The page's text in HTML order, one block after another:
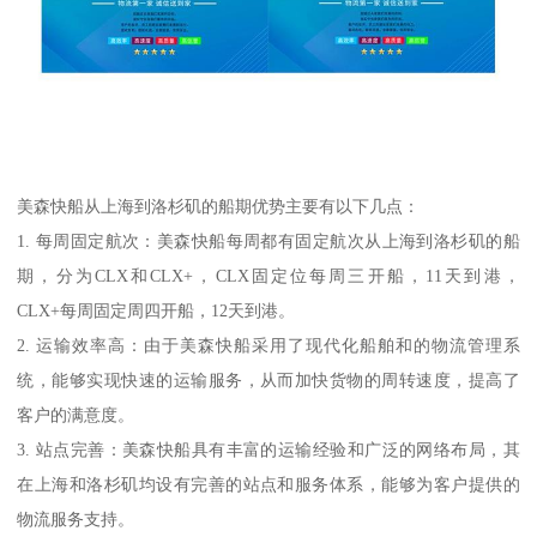
美森快船从上海到洛杉矶的船期优势主要有以下几点：
1. 每周固定航次：美森快船每周都有固定航次从上海到洛杉矶的船
期，分为CLX和CLX+，CLX固定位每周三开船，11天到港，
CLX+每周固定周四开船，12天到港。
2. 运输效率高：由于美森快船采用了现代化船舶和的物流管理系
统，能够实现快速的运输服务，从而加快货物的周转速度，提高了
客户的满意度。
3. 站点完善：美森快船具有丰富的运输经验和广泛的网络布局，其
在上海和洛杉矶均设有完善的站点和服务体系，能够为客户提供的
物流服务支持。